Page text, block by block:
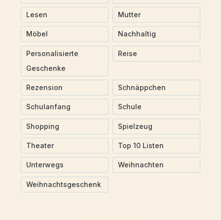
Lesen Mutter
Möbel Nachhaltig
Personalisierte
Geschenke
Reise
Rezension Schnäppchen
Schulanfang Schule
Shopping Spielzeug
Theater Top 10 Listen
Unterwegs Weihnachten
Weihnachtsgeschenk